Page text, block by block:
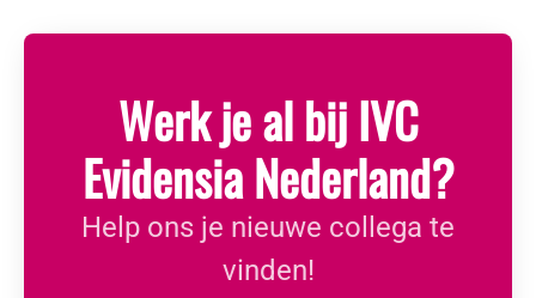
Werk je al bij IVC
Evidensia Nederland?
Help ons je nieuwe collega te
vinden!